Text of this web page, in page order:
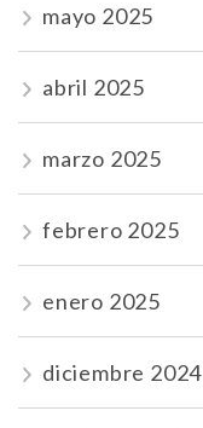
mayo 2025
abril 2025
marzo 2025
febrero 2025
enero 2025
diciembre 2024